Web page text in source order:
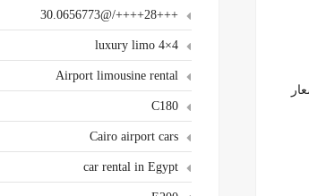
+++28++++/@30.0656773
4×4 luxury limo
Airport limousine rental
C180
Cairo airport cars
car rental in Egypt